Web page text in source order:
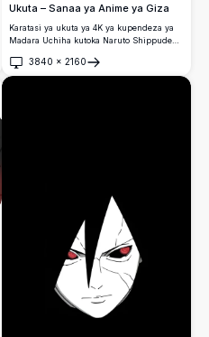
Ukuta – Sanaa ya Anime ya Giza
Karatasi ya ukuta ya 4K ya kupendeza ya
Madara Uchiha kutoka Naruto Shippuden,
Sharingan nyekundu, nywele nzito na
zenye ncha, na silaha nyekundu dhidi ya
3840 × 2160
Fungua